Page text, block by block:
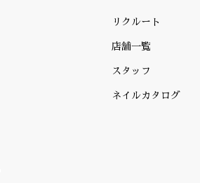
リクルート
店舗一覧
スタッフ
ネイルカタログ